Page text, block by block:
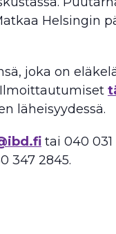
Helsingin
joka on
läheisyydessä.
tai 040 031
347 2845.